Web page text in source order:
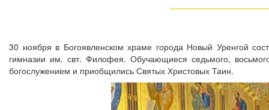
30 ноября в Богоявленском храме города Новый Уренгой
гимназии им. свт. Филофея. Обучающиеся седьмого,
богослужением и приобщились Святых Христовых Таин.